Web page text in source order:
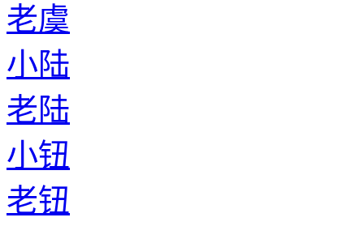
老虞
小陆
老陆
小钮
老钮